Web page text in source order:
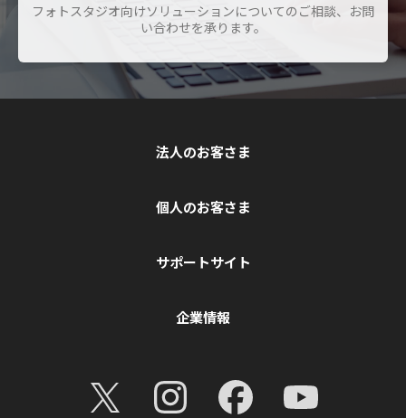
フォトスタジオ向けソリューションについてのご相談、お問
い合わせを承ります。
法人のお客さま
個人のお客さま
サポートサイト
企業情報